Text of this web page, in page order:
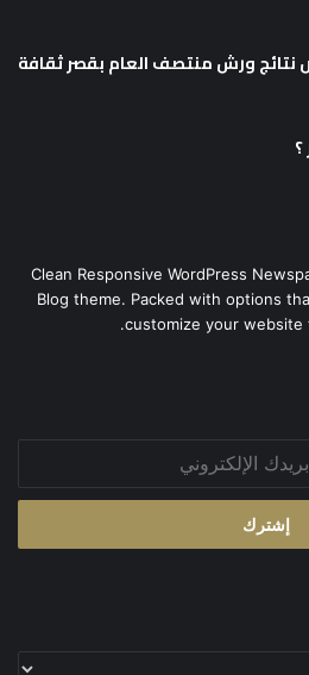
نتائج ورش منتصف العام بقصر ثقافة
Clean Responsive WordPress
Blog theme. Packed with options
customize your website